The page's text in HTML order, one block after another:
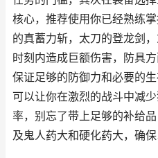
核心，推荐使用你已经熟练
的真蓄力斩，太刀的登龙剑
时刻内造成巨额伤害，防具
保证足够的防御力和必要的
可以让你在激烈的战斗中减
率，别忘了带上足够的补给
及鬼人药大和硬化药大，确保